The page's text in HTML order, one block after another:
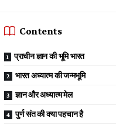
Contents
प्राचीन ज्ञान की भूमि भारत
भारत अध्यात्म की जन्मभूमि
ज्ञान और अध्यात्म मेल
पुर्ण संत की क्या पहचान है